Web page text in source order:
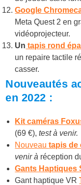
Google
Meta Quest 2 en
vidéoprojecteur.
Un tapis rond
un repaire tactile
casser.
Nouveautés
en 2022 :
Kit caméras
(69 €), test à venir.
Nouveautapis de
venir à réception
Gants Haptiques
Gant haptique VR